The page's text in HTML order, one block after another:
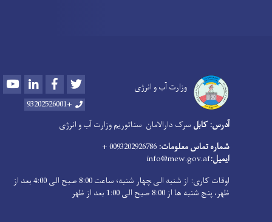
وزارت آب و انرژی YoutubeLinkedInFacebook
+93202526001
آدرس: کابل سرک دارالامان سناتوریم وزارت آب و انرژی
شماره تماس معلومات:
ایمیل:info@mew.gov.af
اوقات کاری: از شنبه الی ‍چهار شنبه؛ ساعت 8:00 صبح الی 4:00 بعد از
ظهر، پنج شنبه ها از 8:00 صبح الی 1:00 بعد از ظهر